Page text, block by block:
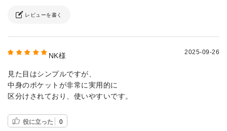
レビューを書く
NK様 2025-09-26
見た目はシンプルですが、
中身のポケットが非常に実用的に
区分けされており、使いやすいです。
役に立った 0